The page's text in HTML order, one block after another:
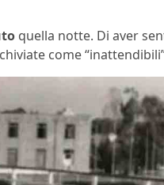
quella notte. Di aver
come